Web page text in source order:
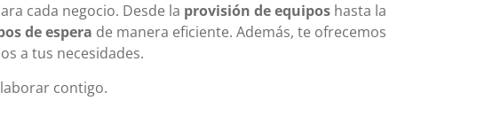
cada negocio. Desde la provisión de equipos hasta la
de espera de manera eficiente. Además, te ofrecemos
a tus necesidades.
contigo.